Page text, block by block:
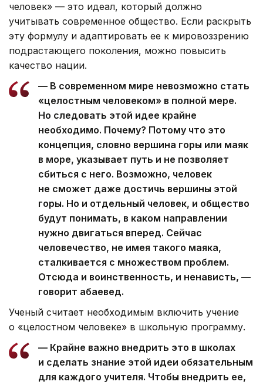
человек» — это идеал, который должно
учитывать современное общество. Если раскрыть
эту формулу и адаптировать ее к мировоззрению
подрастающего поколения, можно повысить
качество нации.
— В современном мире невозможно стать
«целостным человеком» в полной мере.
Но следовать этой идее крайне
необходимо. Почему? Потому что это
концепция, словно вершина горы или маяк
в море, указывает путь и не позволяет
сбиться с него. Возможно, человек
не сможет даже достичь вершины этой
горы. Но и отдельный человек, и общество
будут понимать, в каком направлении
нужно двигаться вперед. Сейчас
человечество, не имея такого маяка,
сталкивается с множеством проблем.
Отсюда и воинственность, и ненависть, —
говорит абаевед.
Ученый считает необходимым включить учение
о «целостном человеке» в школьную программу.
— Крайне важно внедрить это в школах
и сделать знание этой идеи обязательным
для каждого учителя. Чтобы внедрить ее,